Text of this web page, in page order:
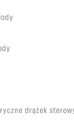
drążek